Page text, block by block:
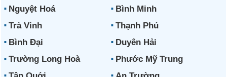
Nguyệt Hoá
Bình Minh
Trà Vinh
Thạnh Phú
Bình Đại
Duyên Hải
Trường Long Hoà
Phước Mỹ Trung